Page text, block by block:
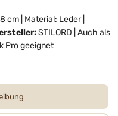
cm | Material: Leder |
STILORD | Auch als
Pro geeignet